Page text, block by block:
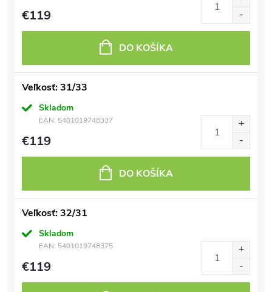
€119
DO KOŠÍKA
Veľkosť: 31/33
Skladom
EAN: 5401019748337
€119
DO KOŠÍKA
Veľkosť: 32/31
Skladom
EAN: 5401019748375
€119